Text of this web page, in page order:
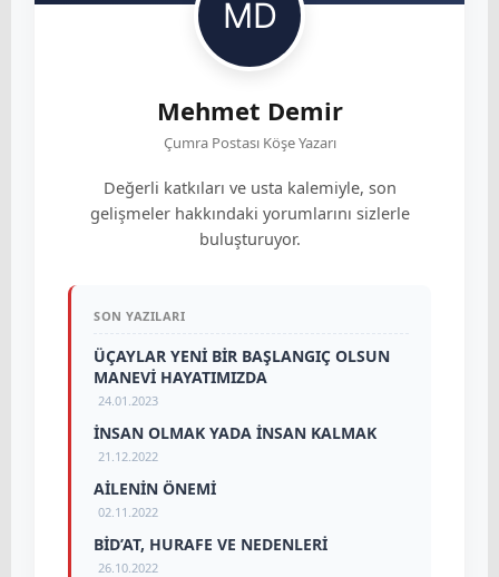
Mehmet Demir
Çumra Postası Köşe Yazarı
Değerli katkıları ve usta kalemiyle, son
gelişmeler hakkındaki yorumlarını sizlerle
buluşturuyor.
SON YAZILARI
ÜÇAYLAR YENİ BİR BAŞLANGIÇ OLSUN
MANEVİ HAYATIMIZDA
24.01.2023
İNSAN OLMAK YADA İNSAN KALMAK
21.12.2022
AİLENİN ÖNEMİ
02.11.2022
BİD’AT, HURAFE VE NEDENLERİ
26.10.2022